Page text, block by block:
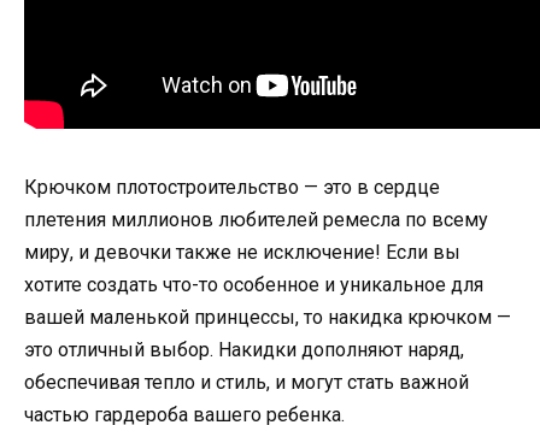
Крючком плотостроительство — это в сердце
плетения миллионов любителей ремесла по всему
миру, и девочки также не исключение! Если вы
хотите создать что-то особенное и уникальное для
вашей маленькой принцессы, то накидка крючком —
это отличный выбор. Накидки дополняют наряд,
обеспечивая тепло и стиль, и могут стать важной
частью гардероба вашего ребенка.